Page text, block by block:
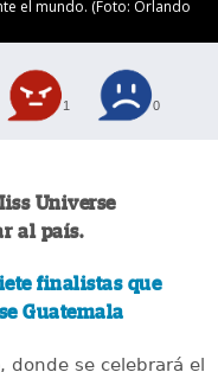
el mundo. (Foto: Orlando
1 0
Universe
al país.
finalistas que
Guatemala
, donde se celebrará el